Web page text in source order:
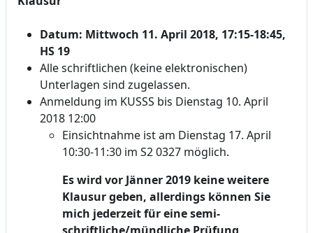
Datum: Mittwoch 11. April 2018, 17:15-18:45,
HS 19
Alle schriftlichen (keine elektronischen)
Unterlagen sind zugelassen.
Anmeldung im KUSSS bis Dienstag 10. April
2018 12:00
Einsichtnahme ist am Dienstag 17. April
10:30-11:30 im S2 0327 möglich.
Es wird vor Jänner 2019 keine weitere
Klausur geben, allerdings können Sie
mich jederzeit für eine semi-